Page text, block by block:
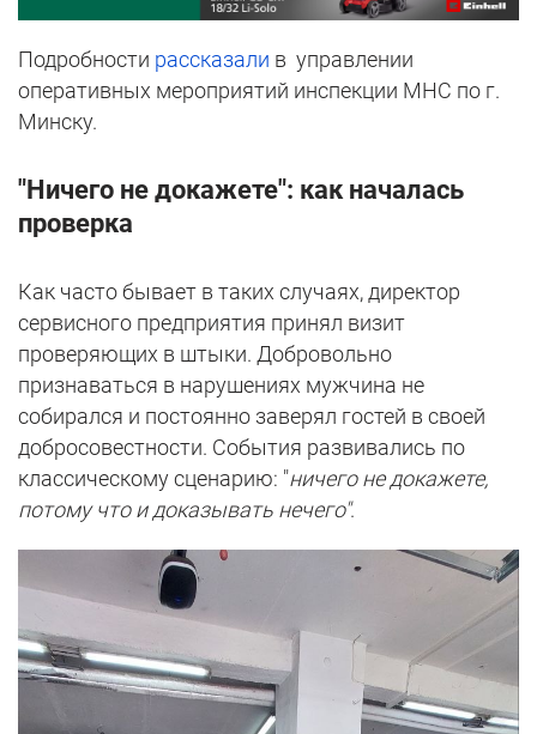
Подробности рассказали в управлении
оперативных мероприятий инспекции МНС по г.
Минску.
"Ничего не докажете": как началась
проверка
Как часто бывает в таких случаях, директор
сервисного предприятия принял визит
проверяющих в штыки. Добровольно
признаваться в нарушениях мужчина не
собирался и постоянно заверял гостей в своей
добросовестности. События развивались по
классическому сценарию: "ничего не докажете,
потому что и доказывать нечего".